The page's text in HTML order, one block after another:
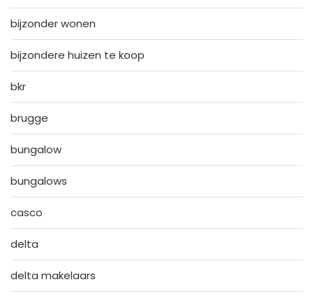
bijzonder wonen
bijzondere huizen te koop
bkr
brugge
bungalow
bungalows
casco
delta
delta makelaars